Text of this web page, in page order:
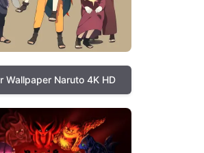
Wallpaper Naruto 4K HD